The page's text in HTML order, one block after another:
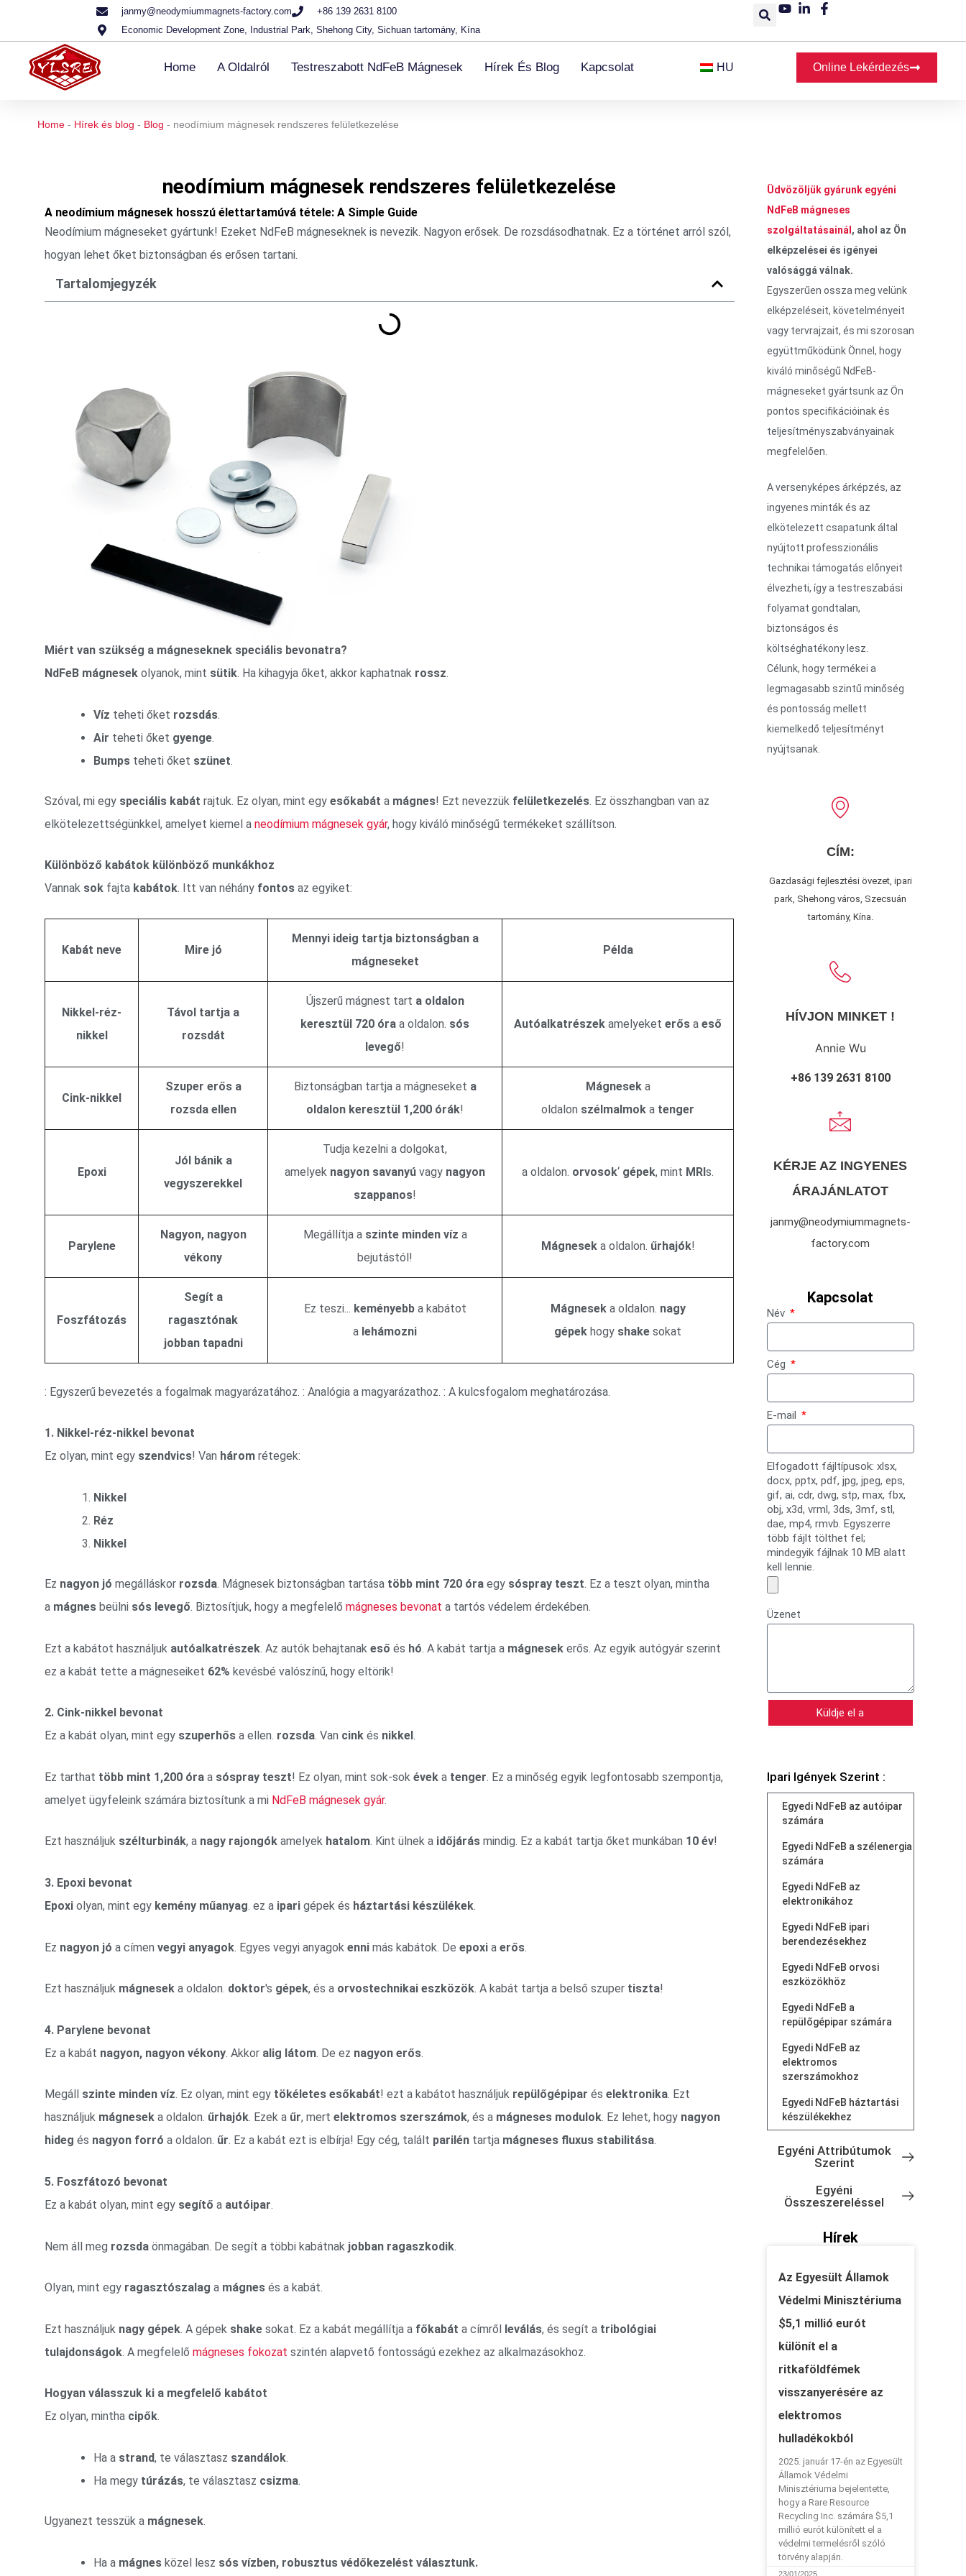
tartalomra
janmy@neodymiummagnets-factory.com
+86 139 2631 8100
Economic Development Zone, Industrial Park, Shehong City, Sichuan tartomány, Kína
Home A Oldalról Testreszabott NdFeB Mágnesek Hírek És Blog Kapcsolat HU Online Lekérdezés
Home - Hírek és blog - Blog - neodímium mágnesek rendszeres felületkezelése
neodímium mágnesek rendszeres felületkezelése
A neodímium mágnesek hosszú élettartamúvá tétele: A Simple Guide
Neodímium mágneseket gyártunk! Ezeket NdFeB mágneseknek is nevezik. Nagyon erősek. De rozsdásodhatnak. Ez a történet arról szól,
hogyan lehet őket biztonságban és erősen tartani.
Tartalomjegyzék
Miért van szükség a mágneseknek speciális bevonatra?
NdFeB mágnesek olyanok, mint sütik. Ha kihagyja őket, akkor kaphatnak rossz.
Víz teheti őket rozsdás.
Air teheti őket gyenge.
Bumps teheti őket szünet.
Szóval, mi egy speciális kabát rajtuk. Ez olyan, mint egy esőkabát a mágnes! Ezt nevezzük felületkezelés. Ez összhangban van az
elkötelezettségünkkel, amelyet kiemel a neodímium mágnesek gyár, hogy kiváló minőségű termékeket szállítson.
Különböző kabátok különböző munkákhoz
Vannak sok fajta kabátok. Itt van néhány fontos az egyiket:
Kabát neve Mire jó
Mennyi ideig tartja biztonságban a
mágneseket
Példa
Nikkel-réz-
nikkel
Távol tartja a
rozsdát
Újszerű mágnest tart a oldalon
keresztül 720 óra a oldalon. sós
levegő!
Autóalkatrészek amelyeket erős a eső
Cink-nikkel
Szuper erős a
rozsda ellen
Biztonságban tartja a mágneseket a
oldalon keresztül 1,200 órák!
Mágneseka
oldalon szélmalmok a tenger
Epoxi
Jól bánik a
vegyszerekkel
Tudja kezelni a dolgokat,
amelyek nagyon savanyú vagy nagyon
szappanos!
a oldalon. orvosok‘ gépek, mint MRIs.
Parylene
Nagyon, nagyon
vékony
Megállítja a szinte minden víz a
bejutástól!
Mágneseka oldalon. űrhajók!
Foszfátozás
Segít a
ragasztónak
jobban tapadni
Ez teszi... keményebba kabátot
a lehámozni
Mágneseka oldalon. nagy
gépek hogy shake sokat
: Egyszerű bevezetés a fogalmak magyarázatához. : Analógia a magyarázathoz. : A kulcsfogalom meghatározása.
1. Nikkel-réz-nikkel bevonat
Ez olyan, mint egy szendvics! Van három rétegek:
Nikkel
Réz
Nikkel
Ez nagyon jó megálláskor rozsda. Mágnesek biztonságban tartása több mint 720 óra egy sóspray teszt. Ez a teszt olyan, mintha
a mágnes beülni sós levegő. Biztosítjuk, hogy a megfelelő mágneses bevonat a tartós védelem érdekében.
Ezt a kabátot használjuk autóalkatrészek. Az autók behajtanak eső és hó. A kabát tartja a mágnesek erős. Az egyik autógyár szerint
ez a kabát tette a mágneseiket 62% kevésbé valószínű, hogy eltörik!
2. Cink-nikkel bevonat
Ez a kabát olyan, mint egy szuperhős a ellen. rozsda. Van cink és nikkel .
Ez tarthat több mint 1,200 óra a sóspray teszt! Ez olyan, mint sok-sok évek a tenger. Ez a minőség egyik legfontosabb szempontja,
amelyet ügyfeleink számára biztosítunk a mi NdFeB mágnesek gyár.
Ezt használjuk szélturbinák, a nagy rajongók amelyek hatalom. Kint ülnek a időjárás mindig. Ez a kabát tartja őket munkában 10 év!
3. Epoxi bevonat
Epoxi olyan, mint egy kemény műanyag. ez a ipari gépek és háztartási készülékek.
Ez nagyon jó a címen vegyi anyagok. Egyes vegyi anyagok enni más kabátok. De epoxi a erős.
Ezt használjuk mágnesek a oldalon. doktor's gépek, és a orvostechnikai eszközök. A kabát tartja a belső szuper tiszta!
4. Parylene bevonat
Ez a kabát nagyon, nagyon vékony. Akkor alig látom. De ez nagyon erős.
Megáll szinte minden víz. Ez olyan, mint egy tökéletes esőkabát! ezt a kabátot használjuk repülőgépipar és elektronika. Ezt
használjuk mágnesek a oldalon. űrhajók. Ezek a űr, mert elektromos szerszámok, és a mágneses modulok. Ez lehet, hogy nagyon
hideg és nagyon forró a oldalon. űr. Ez a kabát ezt is elbírja! Egy cég, talált parilén tartja mágneses fluxus stabilitása.
5. Foszfátozó bevonat
Ez a kabát olyan, mint egy segítő a autóipar.
Nem áll meg rozsda önmagában. De segít a többi kabátnak jobban ragaszkodik.
Olyan, mint egy ragasztószalag a mágnes és a kabát.
Ezt használjuk nagy gépek. A gépek shake sokat. Ez a kabát megállítja a főkabát a címről leválás, és segít a tribológiai
tulajdonságok. A megfelelő mágneses fokozat szintén alapvető fontosságú ezekhez az alkalmazásokhoz.
Hogyan válasszuk ki a megfelelő kabátot
Ez olyan, mintha cipők.
Ha a strand, te választasz szandálok.
Ha megy túrázás, te választasz csizma.
Ugyanezt tesszük a mágnesek.
Ha a mágnes közel lesz sós vízben, robusztus védőkezelést választunk.
Üdvözöljük gyárunk egyéni
NdFeB mágneses
szolgáltatásainál , ahol az Ön
elképzelései és igényei
valósággá válnak.
Egyszerűen ossza meg velünk
elképzeléseit, követelményeit
vagy tervrajzait, és mi szorosan
együttműködünk Önnel, hogy
kiváló minőségű NdFeB-
mágneseket gyártsunk az Ön
pontos specifikációinak és
teljesítményszabványainak
megfelelően.
A versenyképes árképzés, az
ingyenes minták és az
elkötelezett csapatunk által
nyújtott professzionális
technikai támogatás előnyeit
élvezheti, így a testreszabási
folyamat gondtalan,
biztonságos és
költséghatékony lesz.
Célunk, hogy termékei a
legmagasabb szintű minőség
és pontosság mellett
kiemelkedő teljesítményt
nyújtsanak.
CÍM:
Gazdasági fejlesztési övezet, ipari
park, Shehong város, Szecsuán
tartomány, Kína.
HÍVJON MINKET !
Annie Wu
+86 139 2631 8100
KÉRJE AZ INGYENES
ÁRAJÁNLATOT
janmy@neodymiummagnets-
factory.com
Kapcsolat
Név
Cég
E-mail
Elfogadott fájltípusok: xlsx,
docx, pptx, pdf, jpg, jpeg, eps,
gif, ai, cdr, dwg, stp, max, fbx,
obj, x3d, vrml, 3ds, 3mf, stl,
dae, mp4, rmvb. Egyszerre
több fájlt tölthet fel;
mindegyik fájlnak 10 MB alatt
kell lennie.
Üzenet
Küldje el a
Ipari Igények Szerint :
Egyedi NdFeB az autóipar
számára
Egyedi NdFeB a szélenergia
számára
Egyedi NdFeB az
elektronikához
Egyedi NdFeB ipari
berendezésekhez
Egyedi NdFeB orvosi
eszközökhöz
Egyedi NdFeB a
repülőgépipar számára
Egyedi NdFeB az
elektromos
szerszámokhoz
Egyedi NdFeB háztartási
készülékekhez
Egyéni Attribútumok
Szerint
Egyéni
Összeszereléssel
Hírek
Az Egyesült Államok
Védelmi Minisztériuma
$5,1 millió eurót
különít el a
ritkaföldfémek
visszanyerésére az
elektromos
hulladékokból
2025. január 17-én az Egyesült
Államok Védelmi
Minisztériuma bejelentette,
hogy a Rare Resource
Recycling Inc. számára $5,1
millió eurót különített el a
védelmi termelésről szóló
törvény alapján.
23/01/2025